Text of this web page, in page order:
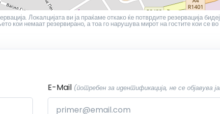
Локалцијата ви ја праќаме откако ќе потврдите резервација
кои немаат резервирано, а тоа го нарушува мирот на гостите кои се во
E-Mail (потребен за идентификација, не се објавува